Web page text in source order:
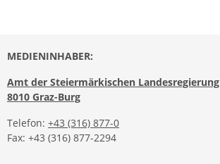
MEDIENINHABER:
Amt der Steiermärkischen Landesregierung
8010 Graz-Burg
Telefon: +43 (316) 877-0
Fax: +43 (316) 877-2294